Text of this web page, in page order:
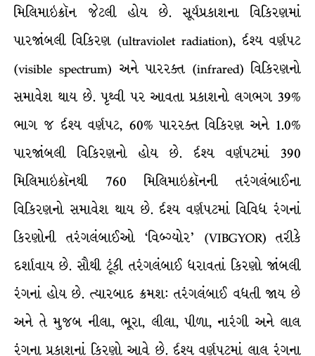
મિલિમાઇક્રૉન જેટલી હોય છે. સૂર્યપ્રકાશના વિકિરણમાં
પારજાંબલી વિકિરણ (ultraviolet radiation), ર્દશ્ય વર્ણપટ
(visible spectrum) અને પારરક્ત (infrared) વિકિરણનો
સમાવેશ થાય છે. પૃથ્વી પર આવતા પ્રકાશનો લગભગ 39%
ભાગ જ ર્દશ્ય વર્ણપટ, 60% પારરક્ત વિકિરણ અને 1.0%
પારજાંબલી વિકિરણનો હોય છે. ર્દશ્ય વર્ણપટમાં 390
મિલિમાઇક્રૉનથી 760 મિલિમાઇક્રૉનની તરંગલંબાઈના
વિકિરણનો સમાવેશ થાય છે. ર્દશ્ય વર્ણપટમાં વિવિધ રંગનાં
કિરણોની તરંગલંબાઈઓ ‘વિબ્ગ્યોર’ (VIBGYOR) તરીકે
દર્શાવાય છે. સૌથી ટૂંકી તરંગલંબાઈ ધરાવતાં કિરણો જાંબલી
રંગનાં હોય છે. ત્યારબાદ ક્રમશ: તરંગલંબાઈ વધતી જાય છે
અને તે મુજબ નીલા, ભૂરા, લીલા, પીળા, નારંગી અને લાલ
રંગના પ્રકાશનાં કિરણો આવે છે. ર્દશ્ય વર્ણપટમાં લાલ રંગના